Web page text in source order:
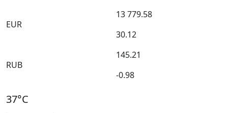
EUR
13 779.58
30.12
RUB
145.21
-0.98
37°C